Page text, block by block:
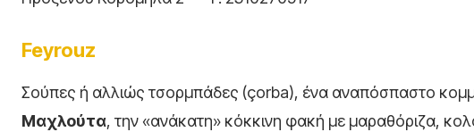
Feyrouz
Σούπες ή αλλιώς τσορμπάδες (çorba), ένα αναπόσπαστο
Μαχλούτα, την «ανάκατη» κόκκινη φακή με μαραθόριζα,